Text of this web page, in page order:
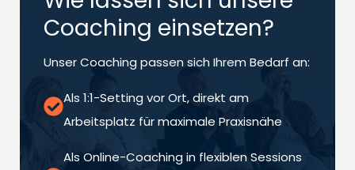
Coaching einsetzen?
Unser Coaching passen sich Ihrem Bedarf an:
Als 1:1-Setting vor Ort, direkt am
Arbeitsplatz für maximale Praxisnähe
Als Online-Coaching in flexiblen Sessions